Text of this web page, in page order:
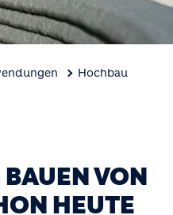
Hochbau
VON
HEUTE